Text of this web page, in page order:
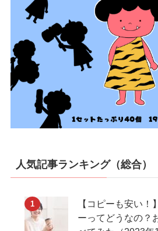
人気記事ランキング（総合）
【コピーも安い
ーってどうなの？